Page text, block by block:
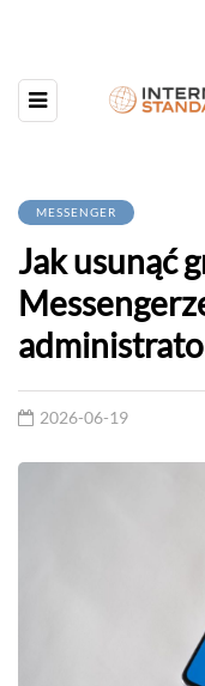
MESSENGER
Jak usunąć
2026-06-19